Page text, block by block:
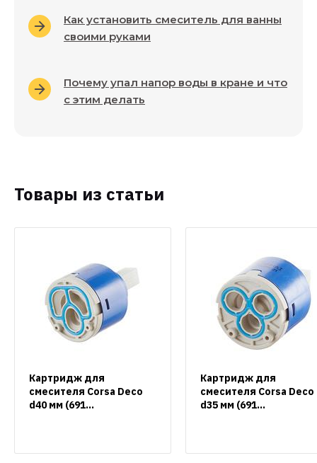
Как установить смеситель для ванны
своими руками
Почему упал напор воды в кране и что
с этим делать
Товары из статьи
Картридж для
смесителя Corsa Deco
d40 мм (691...
Картридж для
смесителя Corsa Deco
d35 мм (691...